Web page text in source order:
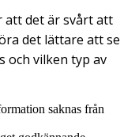
att det är svårt att
det lättare att se
och vilken typ av
saknas från